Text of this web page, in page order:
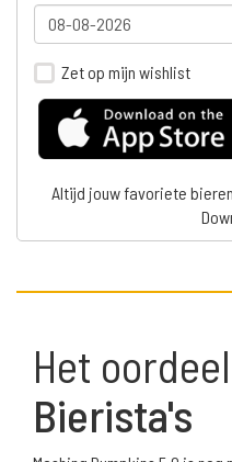
Zet op mijn wishlist
Altijd jouw favoriete
Het
Bierista's